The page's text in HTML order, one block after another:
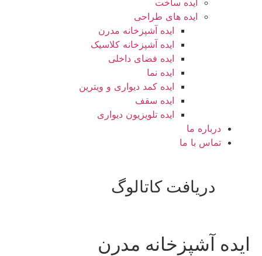
ایده ساخت
ایده های طراحی
ایده آشپزخانه مدرن
ایده آشپزخانه کلاسیک
ایده فضای داخلی
ایده نما
ایده کمد دیواری و ویترین
ایده سقف
ایده تلویزیون دیواری
درباره ما
تماس با ما
دریافت کاتالوگ
ایده آشپزخانه مدرن